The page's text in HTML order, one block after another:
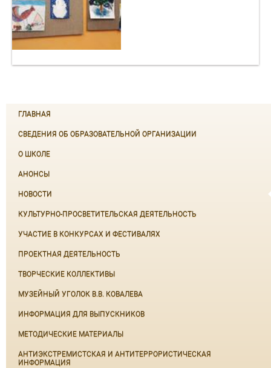
ГЛАВНАЯ
СВЕДЕНИЯ ОБ ОБРАЗОВАТЕЛЬНОЙ ОРГАНИЗАЦИИ
О ШКОЛЕ
АНОНСЫ
НОВОСТИ
КУЛЬТУРНО-ПРОСВЕТИТЕЛЬСКАЯ ДЕЯТЕЛЬНОСТЬ
УЧАСТИЕ В КОНКУРСАХ И ФЕСТИВАЛЯХ
ПРОЕКТНАЯ ДЕЯТЕЛЬНОСТЬ
ТВОРЧЕСКИЕ КОЛЛЕКТИВЫ
МУЗЕЙНЫЙ УГОЛОК В.В. КОВАЛЕВА
ИНФОРМАЦИЯ ДЛЯ ВЫПУСКНИКОВ
МЕТОДИЧЕСКИЕ МАТЕРИАЛЫ
АНТИЭКСТРЕМИСТСКАЯ И АНТИТЕРРОРИСТИЧЕСКАЯ
ИНФОРМАЦИЯ